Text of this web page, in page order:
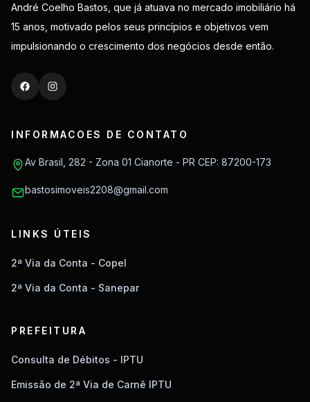
André Coelho Bastos, que já atuava no mercado imobiliário há
15 anos, motivado pelos seus princípios e objetivos vem
impulsionando o crescimento dos negócios desde então.
INFORMACOES DE CONTATO
Av Brasil, 282 - Zona 01 Cianorte - PR CEP: 87200-173
bastosimoveis2208@gmail.com
LINKS ÚTEIS
2ª Via da Conta - Copel
2ª Via da Conta - Sanepar
PREFEITURA
Consulta de Débitos - IPTU
Emissão de 2ª Via de Carnê IPTU